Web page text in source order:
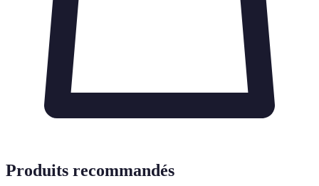
Produits recommandés